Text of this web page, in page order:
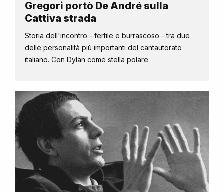
Gregori portò De André sulla
Cattiva strada
Storia dell'incontro - fertile e burrascoso - tra due
delle personalità più importanti del cantautorato
italiano. Con Dylan come stella polare